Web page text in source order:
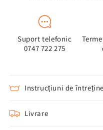
Suport telefonic
0747 722 275
Instrucțiuni de
Livrare